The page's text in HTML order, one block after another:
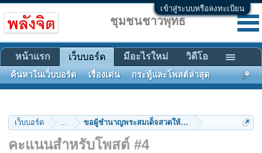
เข้าสู่ระบบหรือลงทะเบียน
เว็บบอร์ด ... ขอผู้ชำนาญพระสมเด็จสวดให้ทีว่าเป็นไงจะเสร็จมั้ย
คะแนนสำหรับโพสต์ #4
ชุมชนชาวพุทธ
หน้าแรก เว็บบอร์ด
ค้นหาในเว็บบอร์ด เรื่องเด่น กระทู้และโพสต์ล่าสุด
มีอะไรใหม่ วิดีโอ